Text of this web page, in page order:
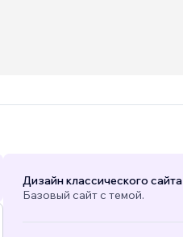
Дизайн классического сайта
Базовый сайт с темой.